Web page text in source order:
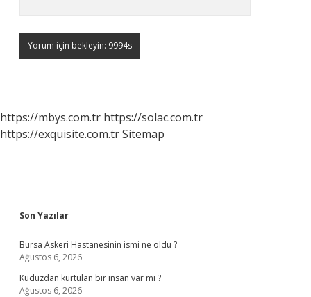
https://mbys.com.tr https://solac.com.tr
https://exquisite.com.trSitemap
Sidebar
Son Yazılar
Bursa Askeri Hastanesinin ismi ne oldu ?
Ağustos 6, 2026
Kuduzdan kurtulan bir insan var mı ?
Ağustos 6, 2026